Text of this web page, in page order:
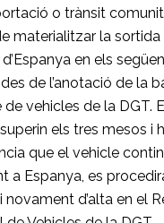
o trànsit
materialitzar la sortida
en els
de l’anotació de la
de vehicles de la DGT.
els tres mesos i
que el vehicle
a Espanya, es
novament d’alta en el